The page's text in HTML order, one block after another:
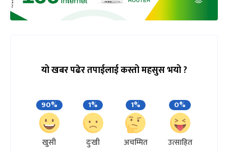
यो खबर पढेर तपाईलाई कस्तो महसुस भयो ?
90%
खुसी
1%
दुःखी
1%
अचम्मित
0%
उत्साहित